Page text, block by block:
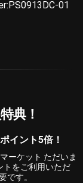
01
典！
イント5倍！
ーケット ただいま
トをご利用いただ
です。